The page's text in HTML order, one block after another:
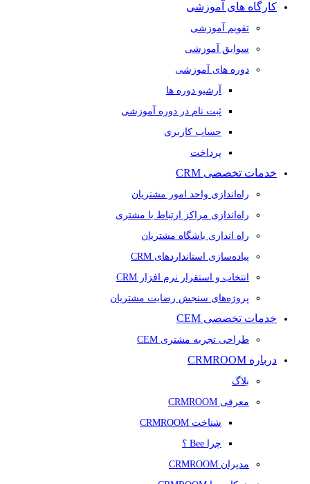
کارگاه های آموزشی
تقویم آموزشی
سوابق آموزشی
دوره های آموزشی
آرشیو دوره ها
ثبت نام در دوره آموزشی
حساب کاربری
پرداخت
خدمات تخصصی CRM
راه‌اندازی واحد امور مشتریان
راه‌اندازی مراکز ارتباط با مشتری
راه اندازی باشگاه مشتریان
پیاده‌سازی استانداردهای CRM
انتخاب و استقرار نرم افزار CRM
پروژه‌های سنجش رضایت مشتریان
خدمات تخصصی CEM
طراحی تجربه مشتری CEM
درباره CRMROOM
بلاگ
معرفی CRMROOM
شناخت CRMROOM
چرا Bee ؟
مدیران CRMROOM